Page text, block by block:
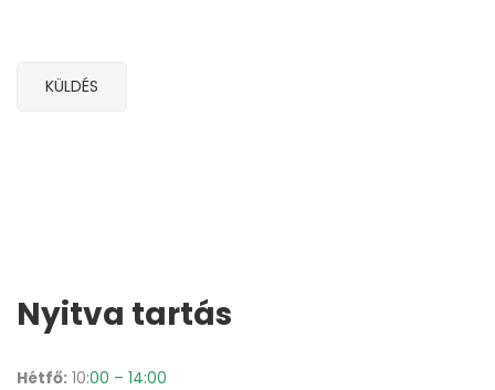
Nyitva tartás
Hétfő: 10:00 – 14:00